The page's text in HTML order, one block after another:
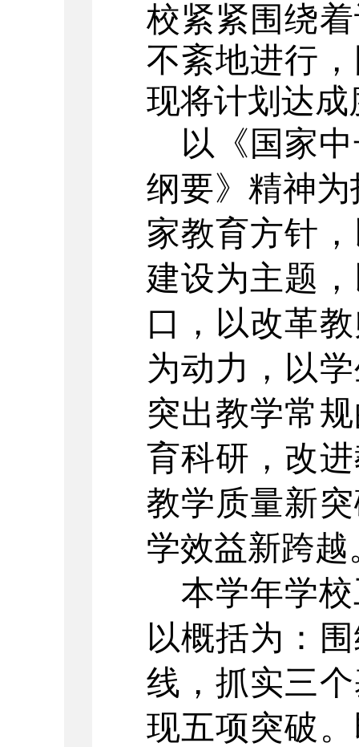
校紧紧围绕
不紊地进行
现将计划达
以《国家
纲要》精神为
家教育方针
建设为主题
口，以改革
为动力，以
突出教学常
育科研，改
教学质量新
学效益新跨越
本学年学
以概括为：
线，抓实三
现五项突破